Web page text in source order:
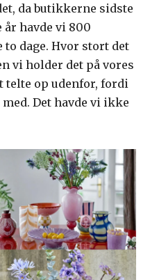
da butikkerne sidste
havde vi 800
to dage. Hvor stort det
vi holder det på vores
telte op udenfor, fordi
Det havde vi ikke